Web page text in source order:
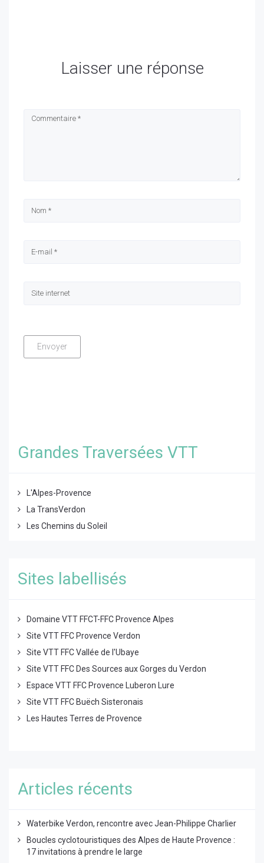
Laisser une réponse
Grandes Traversées VTT
L'Alpes-Provence
La TransVerdon
Les Chemins du Soleil
Sites labellisés
Domaine VTT FFCT-FFC Provence Alpes
Site VTT FFC Provence Verdon
Site VTT FFC Vallée de l'Ubaye
Site VTT FFC Des Sources aux Gorges du Verdon
Espace VTT FFC Provence Luberon Lure
Site VTT FFC Buëch Sisteronais
Les Hautes Terres de Provence
Articles récents
Waterbike Verdon, rencontre avec Jean-Philippe Charlier
Boucles cyclotouristiques des Alpes de Haute Provence :
17 invitations à prendre le large